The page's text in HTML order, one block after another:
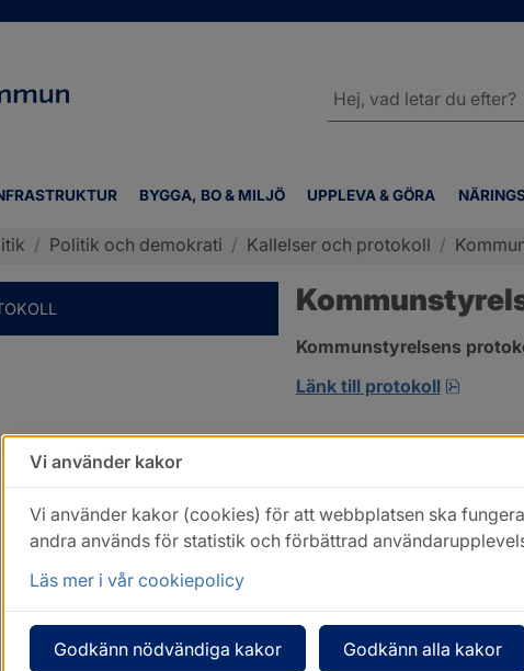
BYGGA, BO & MILJÖ UPPLEVA & GÖRA
webbplatsen
/ Politik och demokrati / Kallelser och protokoll /
Kommunstyrelsens
Länk till protokoll
pdf,
Vi använder kakor
Vi använder kakor (cookies) för att webbplatsen ska
andra används för statistik och förbättrad
Läs mer i vår cookiepolicy
Godkänn nödvändiga kakor Godkänn alla kakor